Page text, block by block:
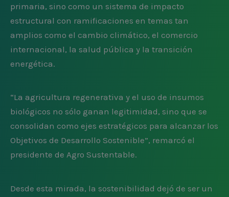
primaria, sino como un sistema de impacto
estructural con ramificaciones en temas tan
amplios como el cambio climático, el comercio
internacional, la salud pública y la transición
energética.
“La agricultura regenerativa y el uso de insumos
biológicos no sólo ganan legitimidad, sino que se
consolidan como ejes estratégicos para alcanzar los
Objetivos de Desarrollo Sostenible”, remarcó el
presidente de Agro Sustentable.
Desde esta mirada, la sostenibilidad dejó de ser un